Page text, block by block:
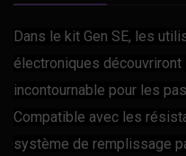
Dans le kit Gen SE, les
électroniques découvriront
incontournable pour les
Compatible avec les
système de remplissage